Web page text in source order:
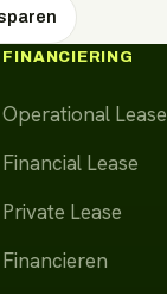
FINANCIERING
Operational Lease
Financial Lease
Private Lease
Financieren